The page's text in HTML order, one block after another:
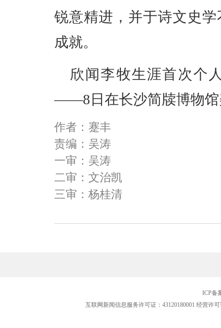
锐意精进，并于诗文史
成就。
欣闻李牧生涯首次个
——8日在长沙简牍博物馆
作者：蹇丰
责编：吴涛
一审：吴涛
二审：文治凯
三审：杨桂清
ICP备
互联网新闻信息服务许可证：43120180001 经营许可